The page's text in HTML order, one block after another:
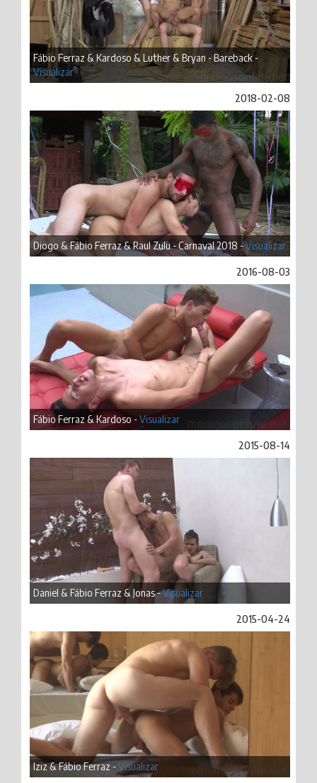
Fábio Ferraz & Kardoso & Luther & Bryan - Bareback -
Visualizar
2018-02-08
Diogo & Fábio Ferraz & Raul Zulu - Carnaval 2018 -Visualizar
2016-08-03
Fábio Ferraz & Kardoso -Visualizar
2015-08-14
Daniel & Fábio Ferraz & Jonas -Visualizar
2015-04-24
Iziz & Fábio Ferraz -Visualizar